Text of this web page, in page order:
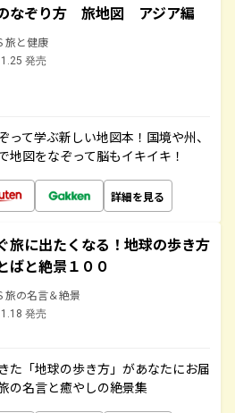
なぞり方 旅地図 アジア編
旅と健康
発売
て学ぶ新しい地図本！国境や州、
地図をなぞって脳もイキイキ！
詳細を見る
旅に出たくなる！地球の歩き方
ばと絶景１００
旅の名言＆絶景
発売
た「地球の歩き方」があなたにお届
の名言と癒やしの絶景集